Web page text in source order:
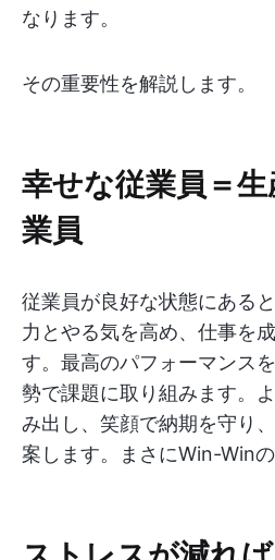
なります。
その重要性を解説します。
幸せな従業員＝
業員
従業員が良好な状態にある
力とやる気を高め、仕事を
す。最高のパフォーマンス
勢で課題に取り組みます。
み出し、笑顔で納期を守り
案します。まさにWin-Winの